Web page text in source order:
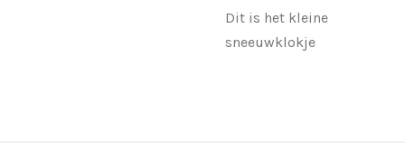
Dit is het kleine
sneeuwklokje